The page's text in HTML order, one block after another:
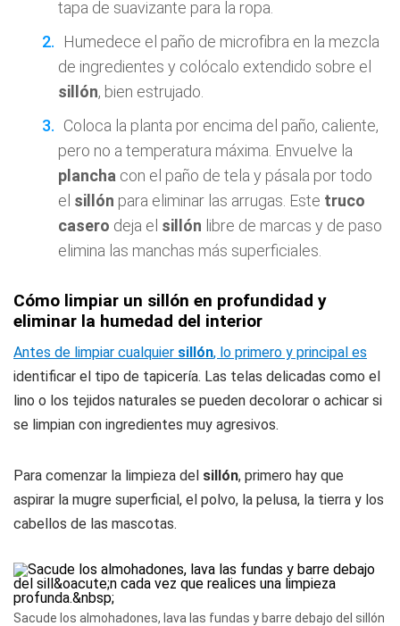
tapa de suavizante para la ropa.
Humedece el paño de microfibra en la mezcla
de ingredientes y colócalo extendido sobre el
sillón, bien estrujado.
Coloca la planta por encima del paño, caliente,
pero no a temperatura máxima. Envuelve la
plancha con el paño de tela y pásala por todo
el sillón para eliminar las arrugas. Este truco
casero deja el sillón libre de marcas y de paso
elimina las manchas más superficiales.
Cómo limpiar un sillón en profundidad y
eliminar la humedad del interior
Antes de limpiar cualquier sillón, lo primero y principal es
identificar el tipo de tapicería. Las telas delicadas como el
lino o los tejidos naturales se pueden decolorar o achicar si
se limpian con ingredientes muy agresivos.
Para comenzar la limpieza del sillón, primero hay que
aspirar la mugre superficial, el polvo, la pelusa, la tierra y los
cabellos de las mascotas.
Sacude los almohadones, lava las fundas y barre debajo del sillón